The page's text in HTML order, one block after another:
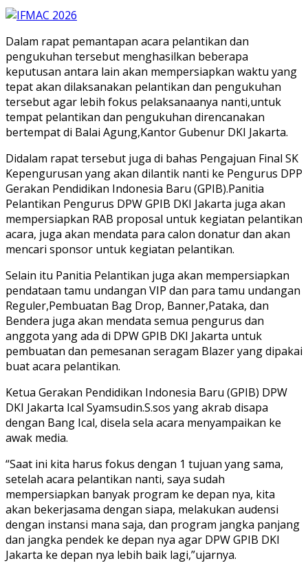
Dalam rapat pemantapan acara pelantikan dan
pengukuhan tersebut menghasilkan beberapa
keputusan antara lain akan mempersiapkan waktu yang
tepat akan dilaksanakan pelantikan dan pengukuhan
tersebut agar lebih fokus pelaksanaanya nanti,untuk
tempat pelantikan dan pengukuhan direncanakan
bertempat di Balai Agung,Kantor Gubenur DKI Jakarta.
Didalam rapat tersebut juga di bahas Pengajuan Final SK
Kepengurusan yang akan dilantik nanti ke Pengurus DPP
Gerakan Pendidikan Indonesia Baru (GPIB).Panitia
Pelantikan Pengurus DPW GPIB DKI Jakarta juga akan
mempersiapkan RAB proposal untuk kegiatan pelantikan
acara, juga akan mendata para calon donatur dan akan
mencari sponsor untuk kegiatan pelantikan.
Selain itu Panitia Pelantikan juga akan mempersiapkan
pendataan tamu undangan VIP dan para tamu undangan
Reguler,Pembuatan Bag Drop, Banner,Pataka, dan
Bendera juga akan mendata semua pengurus dan
anggota yang ada di DPW GPIB DKI Jakarta untuk
pembuatan dan pemesanan seragam Blazer yang dipakai
buat acara pelantikan.
Ketua Gerakan Pendidikan Indonesia Baru (GPIB) DPW
DKI Jakarta Ical Syamsudin.S.sos yang akrab disapa
dengan Bang Ical, disela sela acara menyampaikan ke
awak media.
“Saat ini kita harus fokus dengan 1 tujuan yang sama,
setelah acara pelantikan nanti, saya sudah
mempersiapkan banyak program ke depan nya, kita
akan bekerjasama dengan siapa, melakukan audensi
dengan instansi mana saja, dan program jangka panjang
dan jangka pendek ke depan nya agar DPW GPIB DKI
Jakarta ke depan nya lebih baik lagi,”ujarnya.